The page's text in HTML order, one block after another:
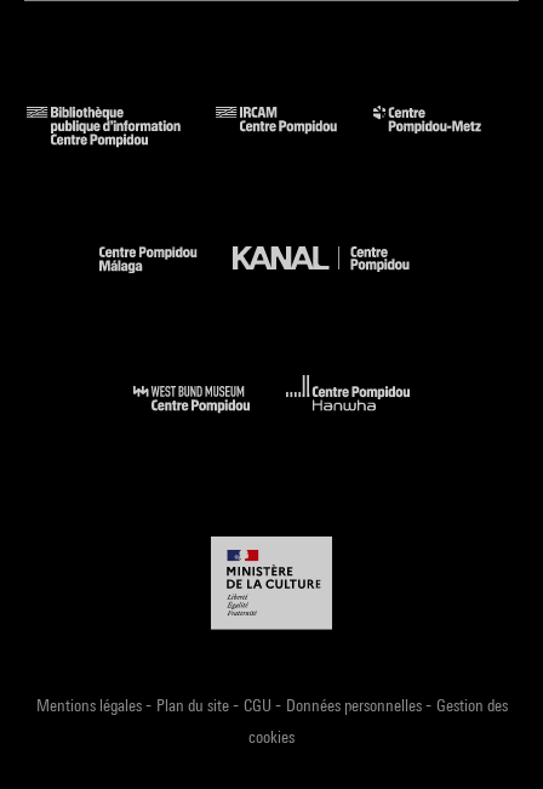
Mentions légales- Plan du site- CGU - Données personnelles- Gestion des
cookies